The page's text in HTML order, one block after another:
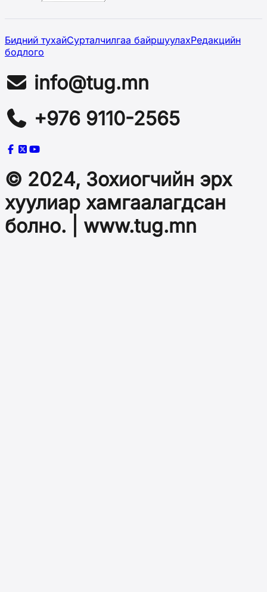
Бидний тухайСурталчилгаа байршуулахРедакцийн
бодлого
info@tug.mn
+976 9110-2565
© 2024, Зохиогчийн эрх
хуулиар хамгаалагдсан
болно. | www.tug.mn